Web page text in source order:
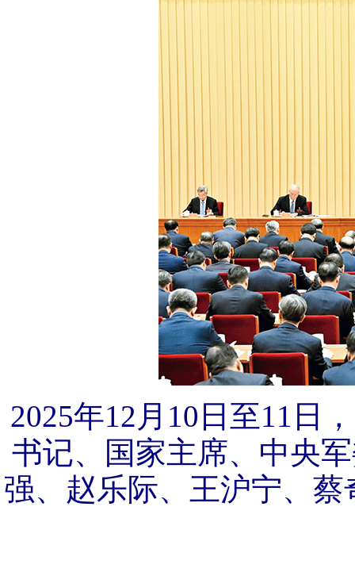
2025年12月10日至11日
书记、国家主席、中央
强、赵乐际、王沪宁、